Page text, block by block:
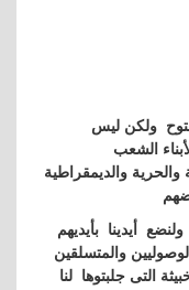
ولكن ليس
الشعب
والحرية والديمقراطية
أيدينا بأيديهم
والمتسلقين
التى جلبتوها لنا